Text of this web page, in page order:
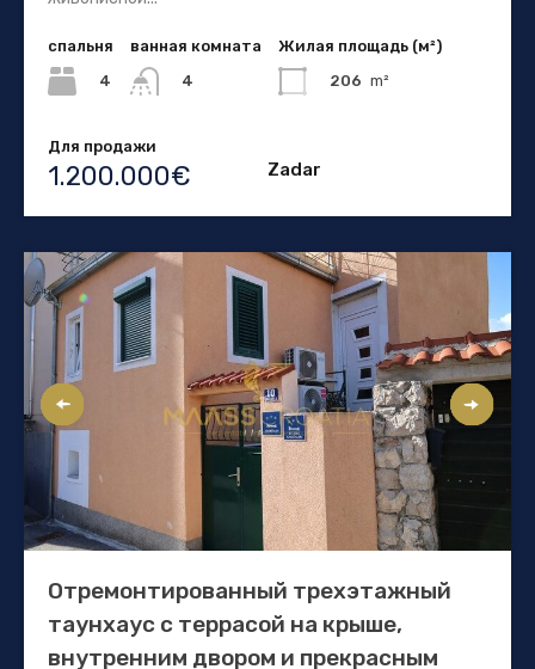
спальня
4
ванная комната
4
Жилая площадь (м²)
206 m²
Для продажи
1.200.000€ Zadar
Отремонтированный трехэтажный
таунхаус с террасой на крыше,
внутренним двором и прекрасным